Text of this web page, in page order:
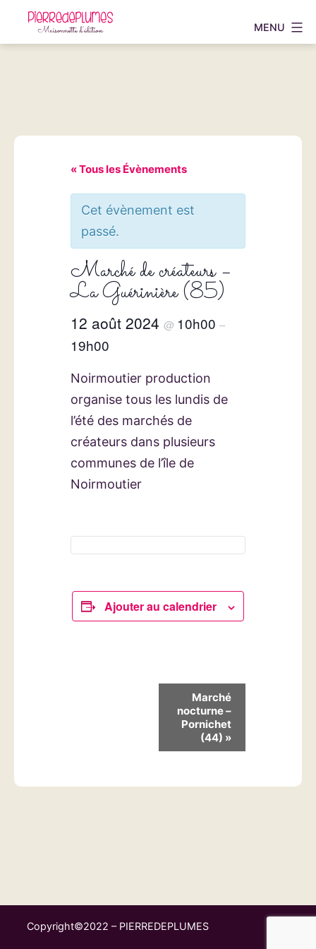
Pierredeplumes
MENU
« Tous les Évènements
Cet évènement est
passé.
Marché de créateurs –
La Guérinière (85)
12 août 2024 @ 10h00 –
19h00
Noirmoutier production
organise tous les lundis de
l’été des marchés de
créateurs dans plusieurs
communes de l’île de
Noirmoutier
Ajouter au calendrier
g
o
n
Marché
nocturne –
Pornichet
(44) »
Copyright©2022 – PIERREDEPLUMES